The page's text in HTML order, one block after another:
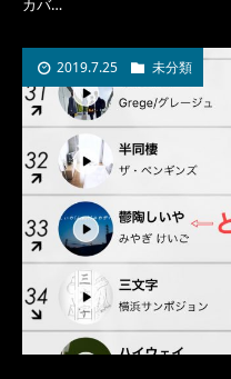
カバ…
2019.7.25 未分類